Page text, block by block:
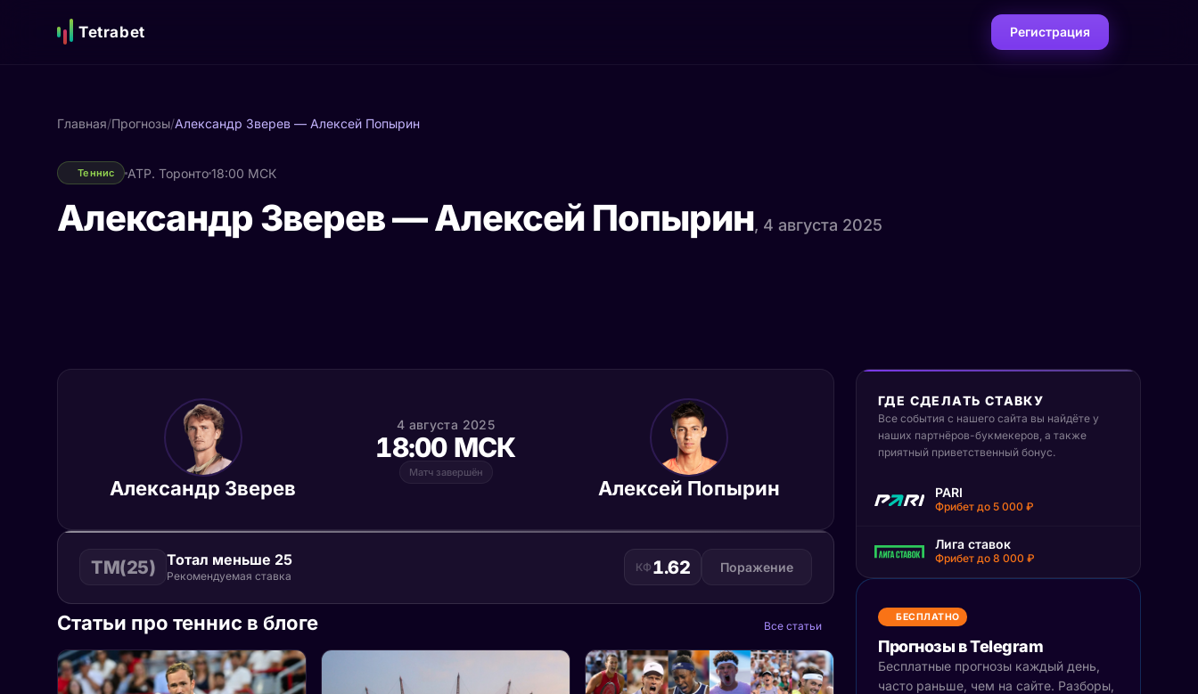
Tetrabet Регистрация
Главная/Прогнозы/Александр Зверев — Алексей Попырин
Теннис ATP. Торонто18:00 МСК
Александр Зверев — Алексей Попырин, 4 августа 2025
Александр Зверев
4 августа 2025
18:00 МСК
Матч завершён
Алексей Попырин
ТМ(25) Тотал меньше 25
Рекомендуемая ставка
КФ 1.62 Поражение
Статьи про теннис в блоге Все статьи
ГДЕ СДЕЛАТЬ СТАВКУ
Все события с нашего сайта вы найдёте у
наших партнёров-букмекеров, а также
приятный приветственный бонус.
PARI
Фрибет до 5 000 ₽
Лига ставок
Фрибет до 8 000 ₽
БЕСПЛАТНО
Прогнозы в Telegram
Бесплатные прогнозы каждый день,
часто раньше, чем на сайте. Разборы,